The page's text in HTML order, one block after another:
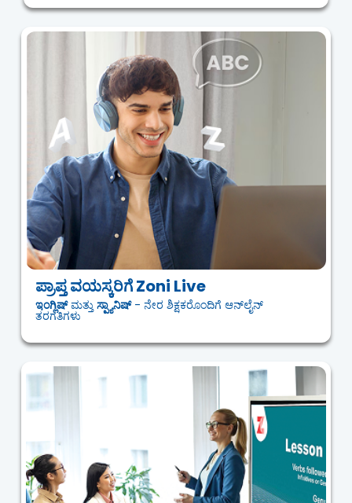
ಪ್ರಾಪ್ತ ವಯಸ್ಕರಿಗೆ Zoni Live
ಇಂಗ್ಲಿಷ್ಮತ್ತು ಸ್ಪ್ಯಾನಿಷ್- ನೇರ ಶಿಕ್ಷಕರೊಂದಿಗೆ ಆನ್‌ಲೈನ್
ತರಗತಿಗಳು